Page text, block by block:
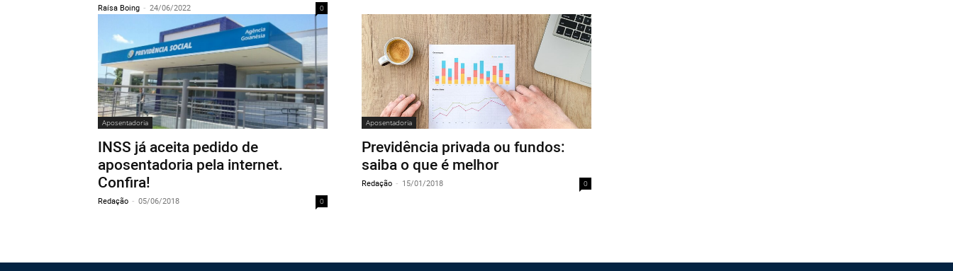
Raísa Boing - 24/06/2022 0
Aposentadoria
INSS já aceita pedido de
aposentadoria pela internet.
Confira!
Redação - 05/06/2018 0
Aposentadoria
Previdência privada ou fundos:
saiba o que é melhor
Redação - 15/01/2018 0